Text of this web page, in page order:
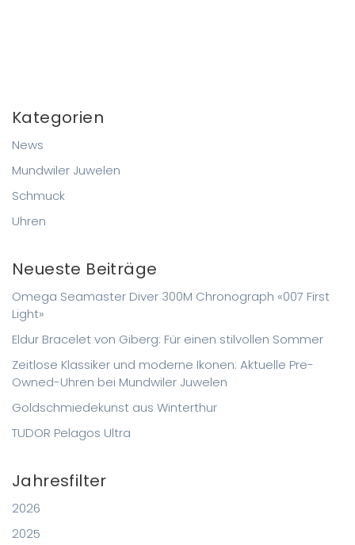
Kategorien
News
Mundwiler Juwelen
Schmuck
Uhren
Neueste Beiträge
Omega Seamaster Diver 300M Chronograph «007 First
Light»
Eldur Bracelet von Giberg: Für einen stilvollen Sommer
Zeitlose Klassiker und moderne Ikonen: Aktuelle Pre-
Owned-Uhren bei Mundwiler Juwelen
Goldschmiedekunst aus Winterthur
TUDOR Pelagos Ultra
Jahresfilter
2026
2025